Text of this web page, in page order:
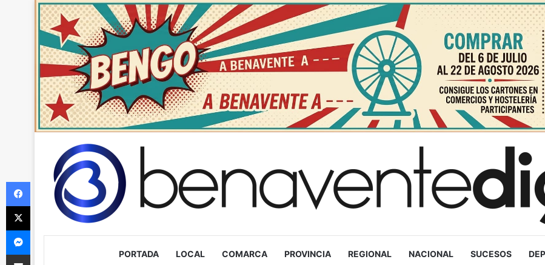
PORTADA LOCAL COMARCA PROVINCIA REGIONAL NACIONAL SUCESOS
Facebook